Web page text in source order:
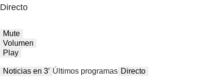
Directo
Mute
Volumen
Play
Noticias en 3′ Últimos programas Directo